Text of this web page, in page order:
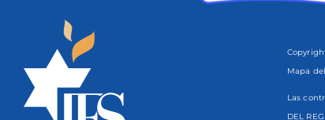
Mapa
Las
DEL